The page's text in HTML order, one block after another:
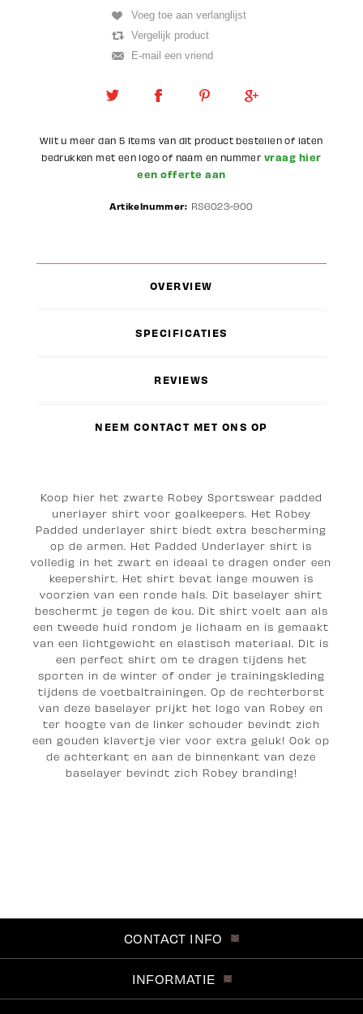
Wilt u meer dan 5 items van dit product bestellen of laten
bedrukken met een logo of naam en nummer vraag hier
een offerte aan
Artikelnummer: RS6023-900
OVERVIEW
SPECIFICATIES
REVIEWS
NEEM CONTACT MET ONS OP
Koop hier het zwarte Robey Sportswear padded
unerlayer shirt voor goalkeepers. Het Robey
Padded underlayer shirt biedt extra bescherming
op de armen. Het Padded Underlayer shirt is
volledig in het zwart en ideaal te dragen onder een
keepershirt. Het shirt bevat lange mouwen is
voorzien van een ronde hals. Dit baselayer shirt
beschermt je tegen de kou. Dit shirt voelt aan als
een tweede huid rondom je lichaam en is gemaakt
van een lichtgewicht en elastisch materiaal. Dit is
een perfect shirt om te dragen tijdens het
sporten in de winter of onder je trainingskleding
tijdens de voetbaltrainingen. Op de rechterborst
van deze baselayer prijkt het logo van Robey en
ter hoogte van de linker schouder bevindt zich
een gouden klavertje vier voor extra geluk! Ook op
de achterkant en aan de binnenkant van deze
baselayer bevindt zich Robey branding!
CONTACT INFO
INFORMATIE